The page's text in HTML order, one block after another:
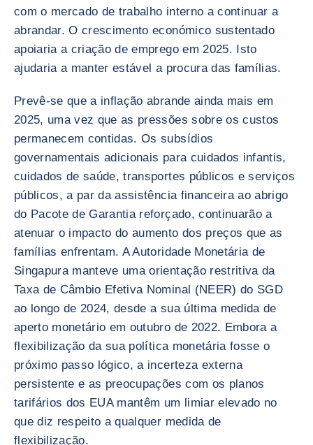
com o mercado de trabalho interno a continuar a
abrandar. O crescimento económico sustentado
apoiaria a criação de emprego em 2025. Isto
ajudaria a manter estável a procura das famílias.
Prevê-se que a inflação abrande ainda mais em
2025, uma vez que as pressões sobre os custos
permanecem contidas. Os subsídios
governamentais adicionais para cuidados infantis,
cuidados de saúde, transportes públicos e serviços
públicos, a par da assistência financeira ao abrigo
do Pacote de Garantia reforçado, continuarão a
atenuar o impacto do aumento dos preços que as
famílias enfrentam. A Autoridade Monetária de
Singapura manteve uma orientação restritiva da
Taxa de Câmbio Efetiva Nominal (NEER) do SGD
ao longo de 2024, desde a sua última medida de
aperto monetário em outubro de 2022. Embora a
flexibilização da sua política monetária fosse o
próximo passo lógico, a incerteza externa
persistente e as preocupações com os planos
tarifários dos EUA mantêm um limiar elevado no
que diz respeito a qualquer medida de
flexibilização.